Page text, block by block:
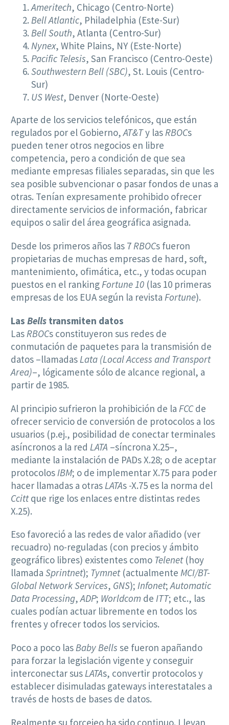
Ameritech, Chicago (Centro-Norte)
Bell Atlantic, Philadelphia (Este-Sur)
Bell South, Atlanta (Centro-Sur)
Nynex, White Plains, NY (Este-Norte)
Pacific Telesis, San Francisco (Centro-Oeste)
Southwestern Bell (SBC), St. Louis (Centro-
Sur)
US West, Denver (Norte-Oeste)
Aparte de los servicios telefónicos, que están
regulados por el Gobierno,AT&Ty lasRBOCs
pueden tener otros negocios en libre
competencia, pero a condición de que sea
mediante empresas filiales separadas, sin que les
sea posible subvencionar o pasar fondos de unas a
otras. Tenían expresamente prohibido ofrecer
directamente servicios de información, fabricar
equipos o salir del área geográfica asignada.
Desde los primeros años las 7RBOCs fueron
propietarias de muchas empresas de hard, soft,
mantenimiento, ofimática, etc., y todas ocupan
puestos en el rankingFortune 10 (las 10 primeras
empresas de los EUA según la revista Fortune).
Las Bells transmiten datos
Las RBOCs constituyeron sus redes de
conmutación de paquetes para la transmisión de
datos –llamadas Lata (Local Access and Transport
Area)–, lógicamente sólo de alcance regional, a
partir de 1985.
Al principio sufrieron la prohibición de la FCCde
ofrecer servicio de conversión de protocolos a los
usuarios (p.ej., posibilidad de conectar terminales
asíncronos a la red LATA –síncrona X.25–,
mediante la instalación de PADs X.28; o de aceptar
protocolos IBM; o de implementar X.75 para poder
hacer llamadas a otras LATAs -X.75 es la norma del
Ccittque rige los enlaces entre distintas redes
X.25).
Eso favoreció a las redes de valor añadido (ver
recuadro) no-reguladas (con precios y ámbito
geográfico libres) existentes como Telenet(hoy
llamada Sprintnet); Tymnet(actualmente MCI/BT-
Global Network Services, GNS); Infonet;Automatic
Data Processing,ADP; Worldcom de ITT; etc., las
cuales podían actuar libremente en todos los
frentes y ofrecer todos los servicios.
Poco a poco lasBaby Bells se fueron apañando
para forzar la legislación vigente y conseguir
interconectar susLATAs, convertir protocolos y
establecer disimuladas gateways interestatales a
través de hosts de bases de datos.